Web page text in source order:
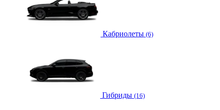
Кабриолеты (6)
Гибриды (16)